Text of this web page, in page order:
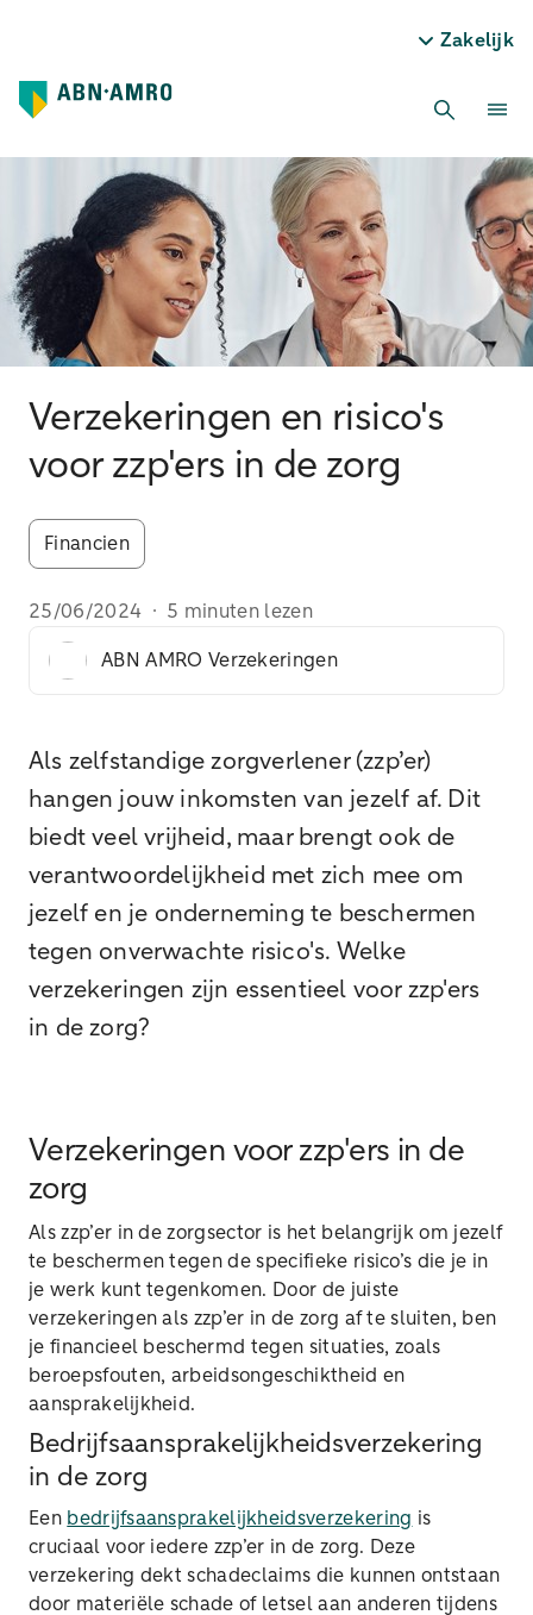
Zakelijk
Verzekeringen en risico's
voor zzp'ers in de zorg
Financien
25/06/2024 · 5 minuten lezen
ABN AMRO Verzekeringen
Als zelfstandige zorgverlener (zzp’er)
hangen jouw inkomsten van jezelf af. Dit
biedt veel vrijheid, maar brengt ook de
verantwoordelijkheid met zich mee om
jezelf en je onderneming te beschermen
tegen onverwachte risico's. Welke
verzekeringen zijn essentieel voor zzp'ers
in de zorg?
Verzekeringen voor zzp'ers in de
zorg
Als zzp’er in de zorgsector is het belangrijk om jezelf
te beschermen tegen de specifieke risico’s die je in
je werk kunt tegenkomen. Door de juiste
verzekeringen als zzp’er in de zorg af te sluiten, ben
je financieel beschermd tegen situaties, zoals
beroepsfouten, arbeidsongeschiktheid en
aansprakelijkheid.
Bedrijfsaansprakelijkheidsverzekering
in de zorg
Een bedrijfsaansprakelijkheidsverzekering is
cruciaal voor iedere zzp’er in de zorg. Deze
verzekering dekt schadeclaims die kunnen ontstaan
door materiële schade of letsel aan anderen tijdens